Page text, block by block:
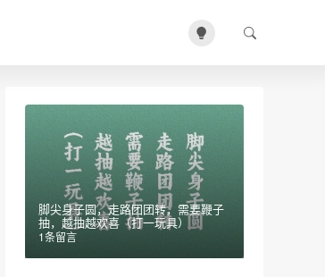
脚尖身子圆，走路团团转，需要鞭子
抽，越抽越欢喜（打一玩具）
1条留言